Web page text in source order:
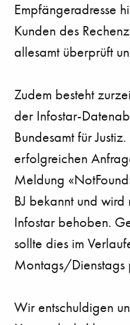
Empfängeradresse
Kunden des
allesamt überprüft
Zudem besteht
der Infostar-
Bundesamt für
erfolgreichen
Meldung
BJ bekannt und wird
Infostar behoben.
sollte dies im
Montags/Dienstags
Wir entschuldigen